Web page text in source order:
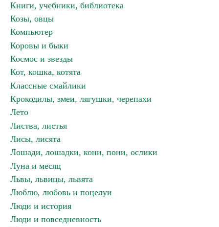
Книги, учебники, библиотека
Козы, овцы
Компьютер
Коровы и быки
Космос и звезды
Кот, кошка, котята
Классные смайлики
Крокодилы, змеи, лягушки, черепахи
Лето
Листва, листья
Лисы, лисята
Лошади, лошадки, кони, пони, ослики
Луна и месяц
Львы, львицы, львята
Люблю, любовь и поцелуи
Люди и история
Люди и повседневность